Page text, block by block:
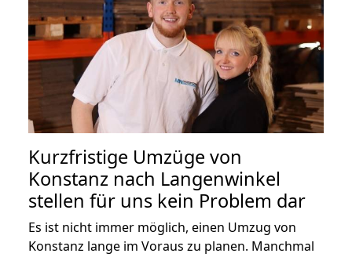
Kurzfristige Umzüge von
Konstanz nach Langenwinkel
stellen für uns kein Problem dar
Es ist nicht immer möglich, einen Umzug von
Konstanz lange im Voraus zu planen. Manchmal